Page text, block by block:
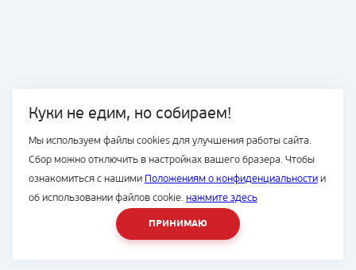
Куки не едим, но собираем!
Мы используем файлы cookies для улучшения работы сайта.
Сбор можно отключить в настройках вашего бразера. Чтобы
ознакомиться с нашими Положениям о конфиденциальностии
об использовании файлов cookie. нажмите здесь
ПРИНИМАЮ